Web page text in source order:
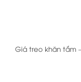
Giá treo khăn tắm